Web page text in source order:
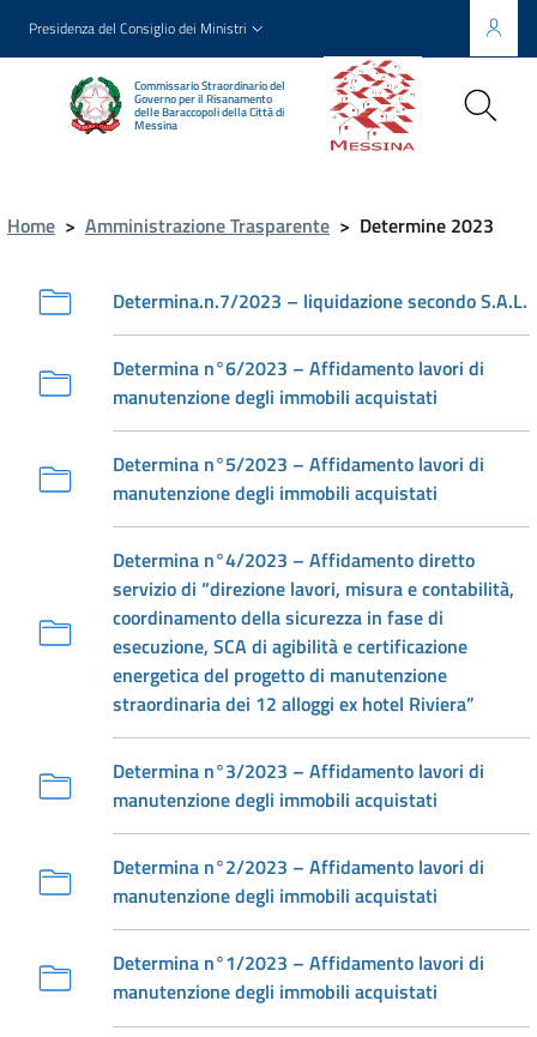
Presidenza del Consiglio dei Ministri
Commissario Straordinario del
Governo per il Risanamento
delle Baraccopoli della Città di
Messina
Home > Amministrazione Trasparente > Determine 2023
Determina.n.7/2023 – liquidazione secondo S.A.L.
Determina n°6/2023 – Affidamento lavori di
manutenzione degli immobili acquistati
Determina n°5/2023 – Affidamento lavori di
manutenzione degli immobili acquistati
Determina n°4/2023 – Affidamento diretto
servizio di “direzione lavori, misura e contabilità,
coordinamento della sicurezza in fase di
esecuzione, SCA di agibilità e certificazione
energetica del progetto di manutenzione
straordinaria dei 12 alloggi ex hotel Riviera”
Determina n°3/2023 – Affidamento lavori di
manutenzione degli immobili acquistati
Determina n°2/2023 – Affidamento lavori di
manutenzione degli immobili acquistati
Determina n°1/2023 – Affidamento lavori di
manutenzione degli immobili acquistati